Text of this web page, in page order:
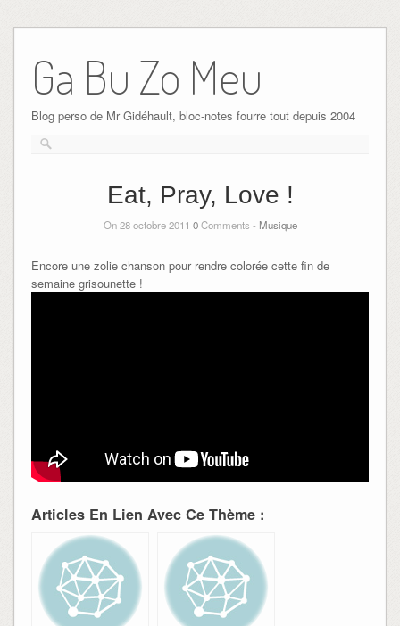
Ga Bu Zo Meu
Blog perso de Mr Gidéhault, bloc-notes fourre tout depuis 2004
Eat, Pray, Love !
On 28 octobre 2011 0Comments - Musique
Encore une zolie chanson pour rendre colorée cette fin de
semaine grisounette !
Articles En Lien Avec Ce Thème :